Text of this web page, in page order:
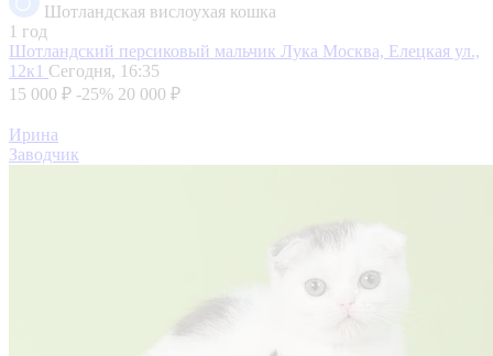
Шотландская вислоухая кошка
1 год
Шотландский персиковый мальчик Лука Москва, Елецкая ул.,
12к1 Сегодня, 16:35
15 000 ₽ -25% 20 000 ₽
Ирина
Заводчик